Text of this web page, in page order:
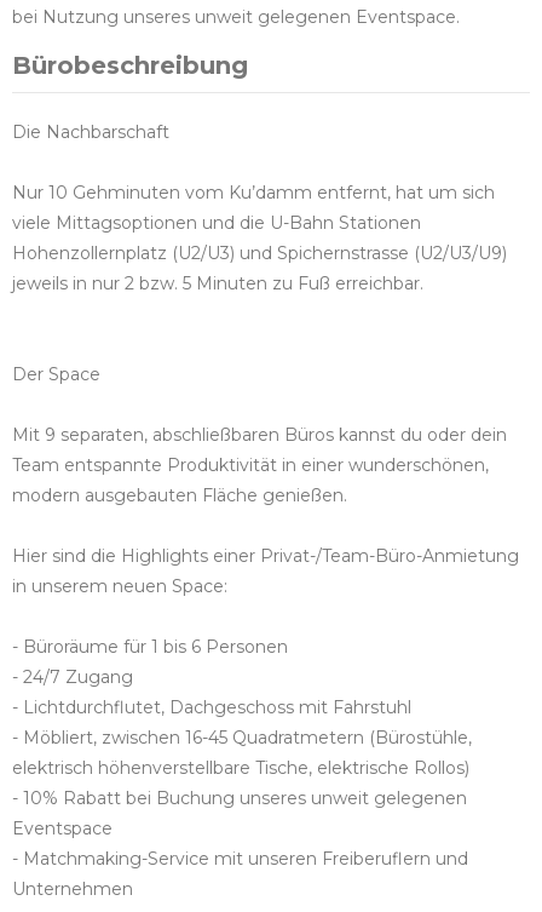
bei Nutzung unseres unweit gelegenen Eventspace.
Bürobeschreibung
Die Nachbarschaft
Nur 10 Gehminuten vom Ku’damm entfernt, hat um sich
viele Mittagsoptionen und die U-Bahn Stationen
Hohenzollernplatz (U2/U3) und Spichernstrasse (U2/U3/U9)
jeweils in nur 2 bzw. 5 Minuten zu Fuß erreichbar.
Der Space
Mit 9 separaten, abschließbaren Büros kannst du oder dein
Team entspannte Produktivität in einer wunderschönen,
modern ausgebauten Fläche genießen.
Hier sind die Highlights einer Privat-/Team-Büro-Anmietung
in unserem neuen Space:
- Büroräume für 1 bis 6 Personen
- 24/7 Zugang
- Lichtdurchflutet, Dachgeschoss mit Fahrstuhl
- Möbliert, zwischen 16-45 Quadratmetern (Bürostühle,
elektrisch höhenverstellbare Tische, elektrische Rollos)
- 10% Rabatt bei Buchung unseres unweit gelegenen
Eventspace
- Matchmaking-Service mit unseren Freiberuflern und
Unternehmen